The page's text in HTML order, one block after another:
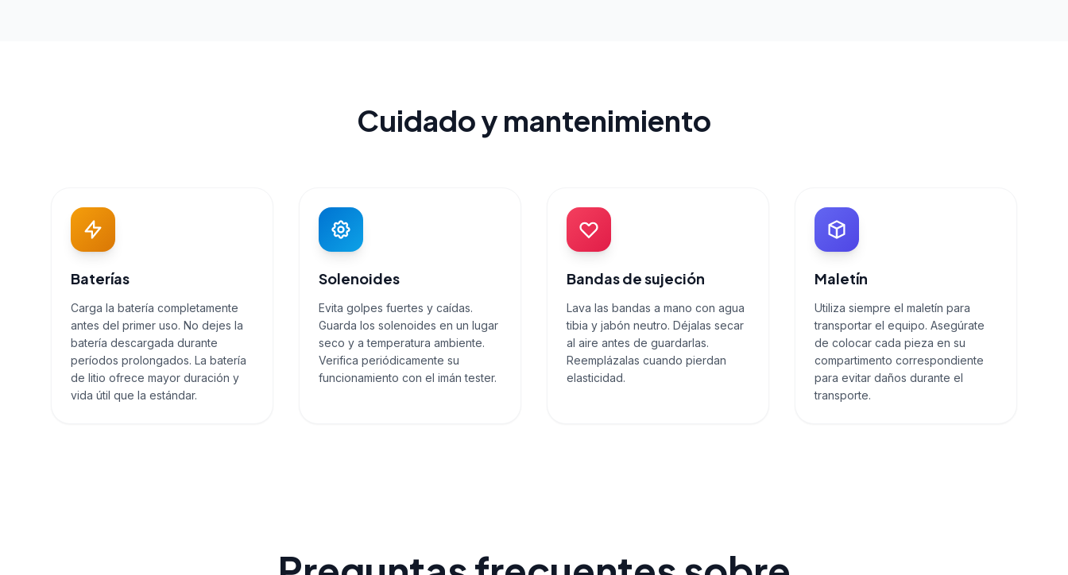
Cuidado y mantenimiento
Baterías
Carga la batería completamente
antes del primer uso. No dejes la
batería descargada durante
períodos prolongados. La batería
de litio ofrece mayor duración y
vida útil que la estándar.
Solenoides
Evita golpes fuertes y caídas.
Guarda los solenoides en un lugar
seco y a temperatura ambiente.
Verifica periódicamente su
funcionamiento con el imán tester.
Bandas de sujeción
Lava las bandas a mano con agua
tibia y jabón neutro. Déjalas secar
al aire antes de guardarlas.
Reemplázalas cuando pierdan
elasticidad.
Maletín
Utiliza siempre el maletín para
transportar el equipo. Asegúrate
de colocar cada pieza en su
compartimento correspondiente
para evitar daños durante el
transporte.